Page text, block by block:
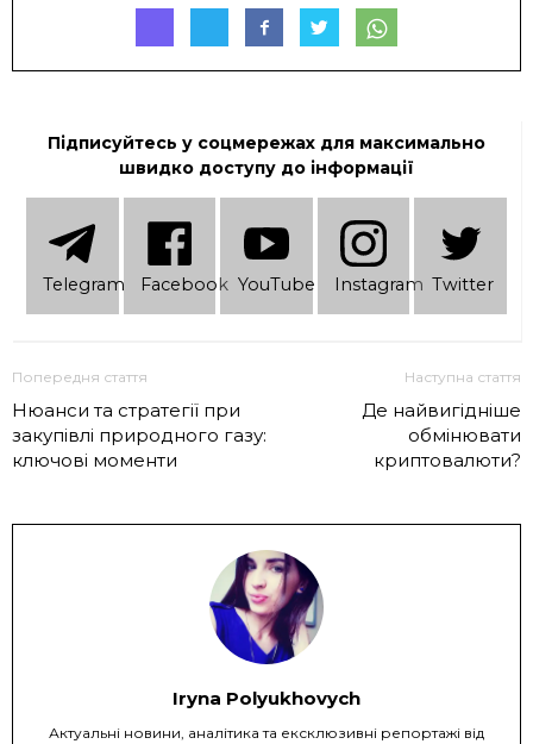
Підписуйтесь у соцмережах для максимально
швидко доступу до інформації
Telеgram Facebook YouTube Instagram Twitter
Попередня стаття
Нюанси та стратегії при
закупівлі природного газу:
ключові моменти
Наступна стаття
Де найвигідніше
обмінювати
криптовалюти?
Iryna Polyukhovych
Актуальні новини, аналітика та ексклюзивні репортажі від